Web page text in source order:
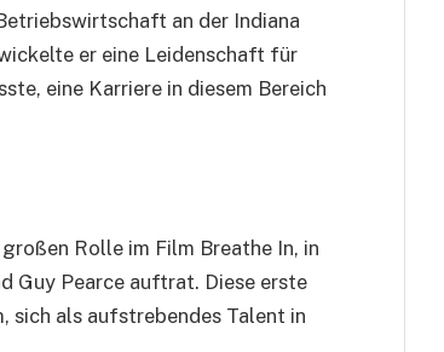
an der Indiana
er eine Leidenschaft für
eine Karriere in diesem Bereich
Rolle im Film Breathe In, in
Guy Pearce auftrat. Diese erste
sich als aufstrebendes Talent in